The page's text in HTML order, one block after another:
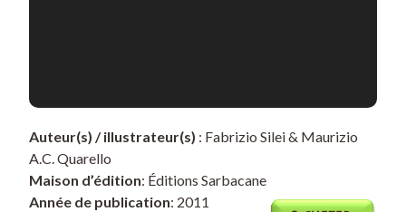
Auteur(s) / illustrateur(s) : Fabrizio Silei & Maurizio
A.C. Quarello
Maison d’édition: Éditions Sarbacane
Année de publication: 2011